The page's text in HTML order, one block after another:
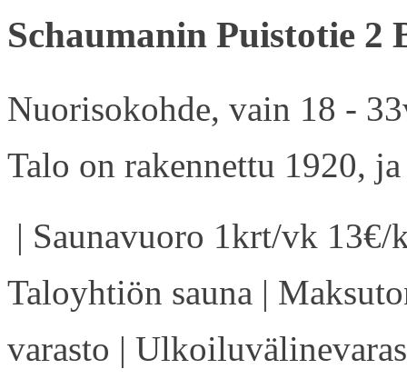
Schaumanin Puistotie 2
Nuorisokohde, vain 18 -
Talo on rakennettu 1920,
| Saunavuoro 1krt/vk
Taloyhtiön sauna |
varasto |